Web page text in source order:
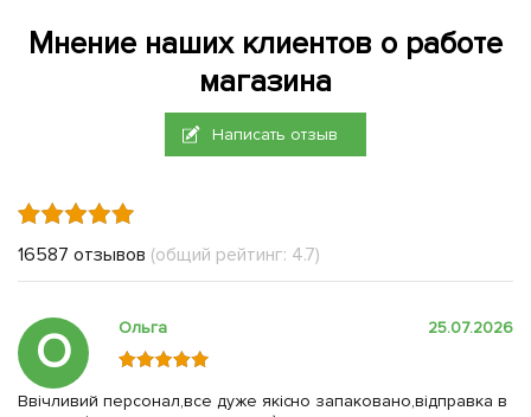
Мнение наших клиентов о работе
магазина
Написать отзыв
16587 отзывов (общий рейтинг: 4.7)
О Ольга 25.07.2026
Ввічливий персонал,все дуже якісно запаковано,відправка в